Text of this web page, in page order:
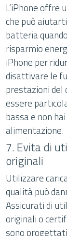
L’iPhone offre
che può
batteria
risparmio
iPhone per
disattivare le
prestazioni del
essere
bassa e non
alimentazione.
7. Evita di
originali
Utilizzare
qualità può
Assicurati di
originali o
sono